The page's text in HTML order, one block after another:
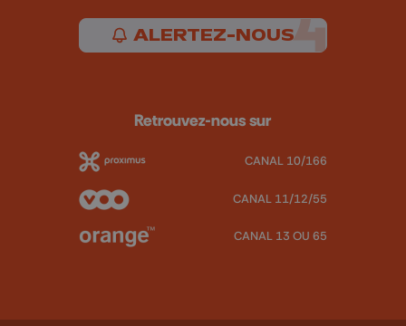
ALERTEZ-NOUS
Retrouvez-nous sur
CANAL 10/166
CANAL 11/12/55
CANAL 13 OU 65